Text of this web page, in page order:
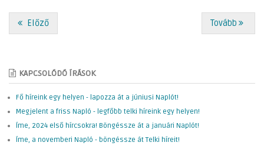
Előző Tovább
KAPCSOLÓDÓ ÍRÁSOK
Fő híreink egy helyen - lapozza át a júniusi Naplót!
Megjelent a friss Napló - legfőbb telki híreink egy helyen!
Íme, 2024 első hírcsokra! Böngéssze át a januári Naplót!
Íme, a novemberi Napló - böngéssze át Telki híreit!